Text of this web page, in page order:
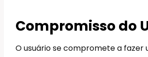
Compromisso do
O usuário se compromete a fazer